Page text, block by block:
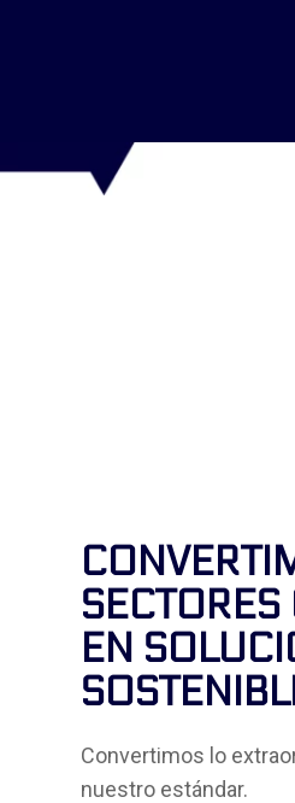
SECTORES
EN
Convertimos lo
nuestro estándar.